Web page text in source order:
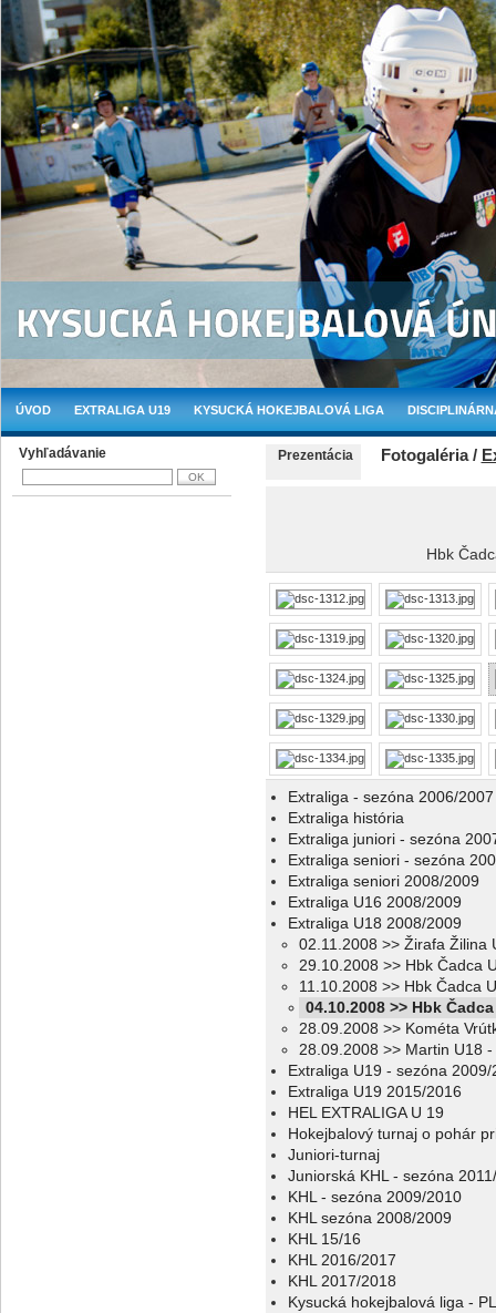
ÚVOD EXTRALIGA U19 KYSUCKÁ HOKEJBALOVÁ LIGA
Vyhľadávanie Prezentácia Fotogaléria /
Hbk
Extraliga - sezóna 2006/2007
Extraliga história
Extraliga juniori - sezóna
Extraliga seniori - sezóna
Extraliga seniori 2008/2009
Extraliga U16 2008/2009
Extraliga U18 2008/2009
02.11.2008 >> Žirafa Žilina
29.10.2008 >> Hbk Čadca
11.10.2008 >> Hbk Čadca
04.10.2008 >> Hbk
28.09.2008 >> Kométa
28.09.2008 >> Martin U18
Extraliga U19 - sezóna 2009/
Extraliga U19 2015/2016
HEL EXTRALIGA U 19
Hokejbalový turnaj o pohár
Juniori-turnaj
Juniorská KHL - sezóna
KHL - sezóna 2009/2010
KHL sezóna 2008/2009
KHL 15/16
KHL 2016/2017
KHL 2017/2018
Kysucká hokejbalová liga -